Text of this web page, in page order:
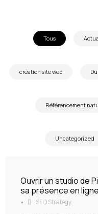
Tous
création site web
Référencement
Uncategorized
Ouvrir un studio de
sa présence en ligne
•
SEO Strategy